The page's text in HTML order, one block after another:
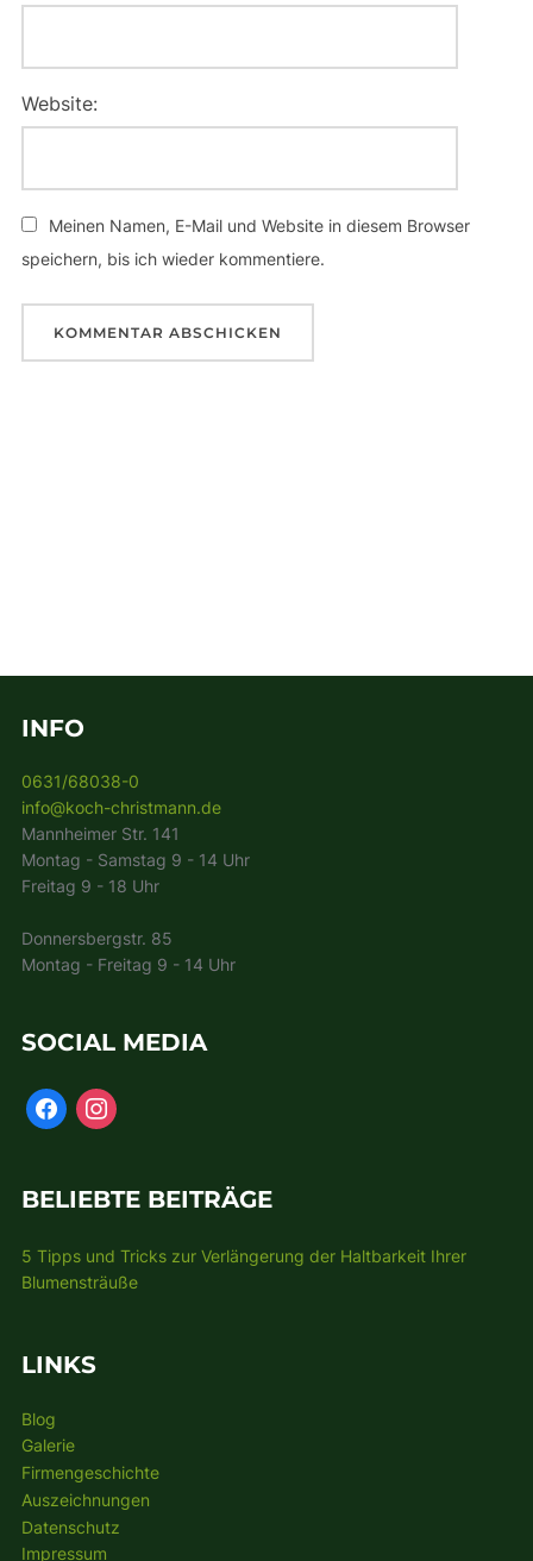
Website:
Meinen Namen, E-Mail und Website in diesem Browser
speichern, bis ich wieder kommentiere.
INFO
0631/68038-0
info@koch-christmann.de
Mannheimer Str. 141
Montag - Samstag 9 - 14 Uhr
Freitag 9 - 18 Uhr
Donnersbergstr. 85
Montag - Freitag 9 - 14 Uhr
SOCIAL MEDIA
BELIEBTE BEITRÄGE
5 Tipps und Tricks zur Verlängerung der Haltbarkeit Ihrer
Blumensträuße
LINKS
Blog
Galerie
Firmengeschichte
Auszeichnungen
Datenschutz
Impressum